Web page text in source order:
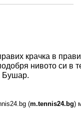
крачка в
нивото си в
Бушар.
(m.tennis24.bg)